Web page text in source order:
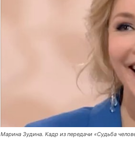
Марина Зудина. Кадр из передачи «Судьба